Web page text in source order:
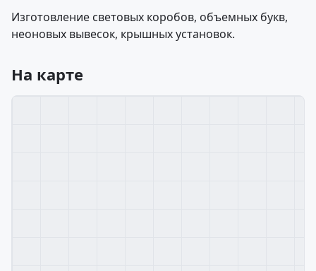
Изготовление световых коробов, объемных букв,
неоновых вывесок, крышных установок.
На карте